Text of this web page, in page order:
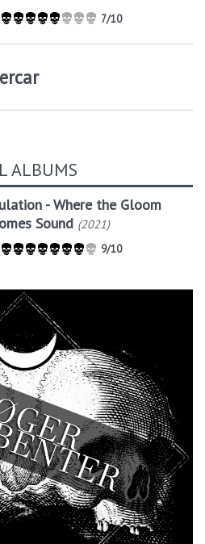
7/10
ALBUMS
- Where the Gloom
Sound (2021)
9/10